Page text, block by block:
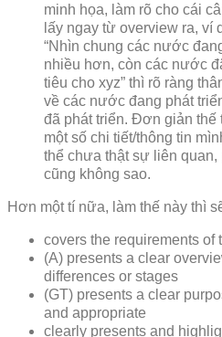
minh họa, làm rõ cho cái
lấy ngay từ overview ra, ví
“Nhìn chung các nước
nhiều hơn, còn các nước
tiêu cho xyz” thì rõ ràng
về các nước đang phát
đã phát triển. Đơn giản thế
một số chi tiết/thông tin
thể chưa thật sự liên
cũng không sao.
Hơn một tí nữa, làm thế này thì
covers the requirements of
(A) presents a clear
differences or stages
(GT) presents a clear
and appropriate
clearly presents and